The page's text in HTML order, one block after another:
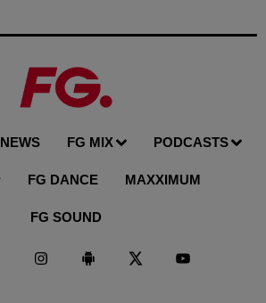
NEWS FG MIX PODCASTS
FG DANCE MAXXIMUM
FG SOUND